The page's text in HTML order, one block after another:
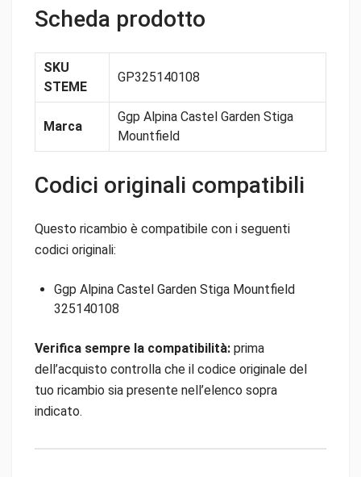
Scheda prodotto
SKU
STEME
GP325140108
Marca
Ggp Alpina Castel Garden Stiga
Mountfield
Codici originali compatibili
Questo ricambio è compatibile con i seguenti
codici originali:
Ggp Alpina Castel Garden Stiga Mountfield
325140108
Verifica sempre la compatibilità: prima
dell’acquisto controlla che il codice originale del
tuo ricambio sia presente nell’elenco sopra
indicato.